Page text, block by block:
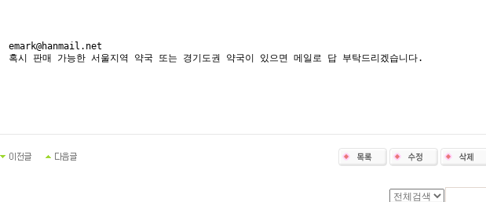
emark@hanmail.net
혹시 판매 가능한 서울지역 약국 또는 경기도권 약국이 있으면 메일로 답 부탁드리겠습니다.